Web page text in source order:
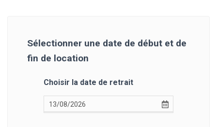
Sélectionner une date de début et de
fin de location
Choisir la date de retrait